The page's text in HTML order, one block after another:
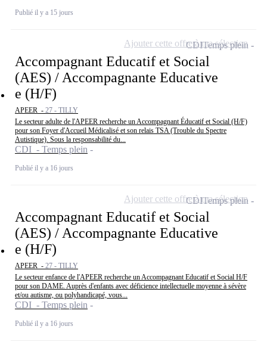
Publié il y a 15 jours
Accompagnant Educatif et Social
(AES) / Accompagnante Educative
e (H/F)
APEER - 27 - TILLY
Le secteur adulte de l'APEER recherche un Accompagnant Éducatif et Social (H/F)
pour son Foyer d'Accueil Médicalisé et son relais TSA (Trouble du Spectre
Autistique). Sous la responsabilité du...
CDI - Temps plein
Publié il y a 16 jours
CDITemps plein
Ajouter cette offre à ma sélection
Accompagnant Educatif et Social
(AES) / Accompagnante Educative
e (H/F)
APEER - 27 - TILLY
Le secteur enfance de l'APEER recherche un Accompagnant Educatif et Social H/F
pour son DAME. Auprès d'enfants avec déficience intellectuelle moyenne à sévère
et/ou autisme, ou polyhandicapé, vous...
CDI - Temps plein
Publié il y a 16 jours
CDITemps plein
Ajouter cette offre à ma sélection